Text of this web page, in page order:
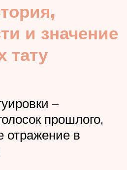
и значение
тату
–
прошлого,
в